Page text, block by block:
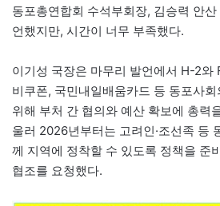
동포총연합회 수석부회장, 김승력 안
언했지만, 시간이 너무 부족했다.
이기성 국장은 마무리 발언에서 H-2와
비쿠폰, 국민내일배움카드 등 동포사
위해 부처 간 협의와 예산 확보에 총력
울러 2026년부터는 고려인·조선족 등
께 지역에 정착할 수 있도록 정책을 준
협조를 요청했다.